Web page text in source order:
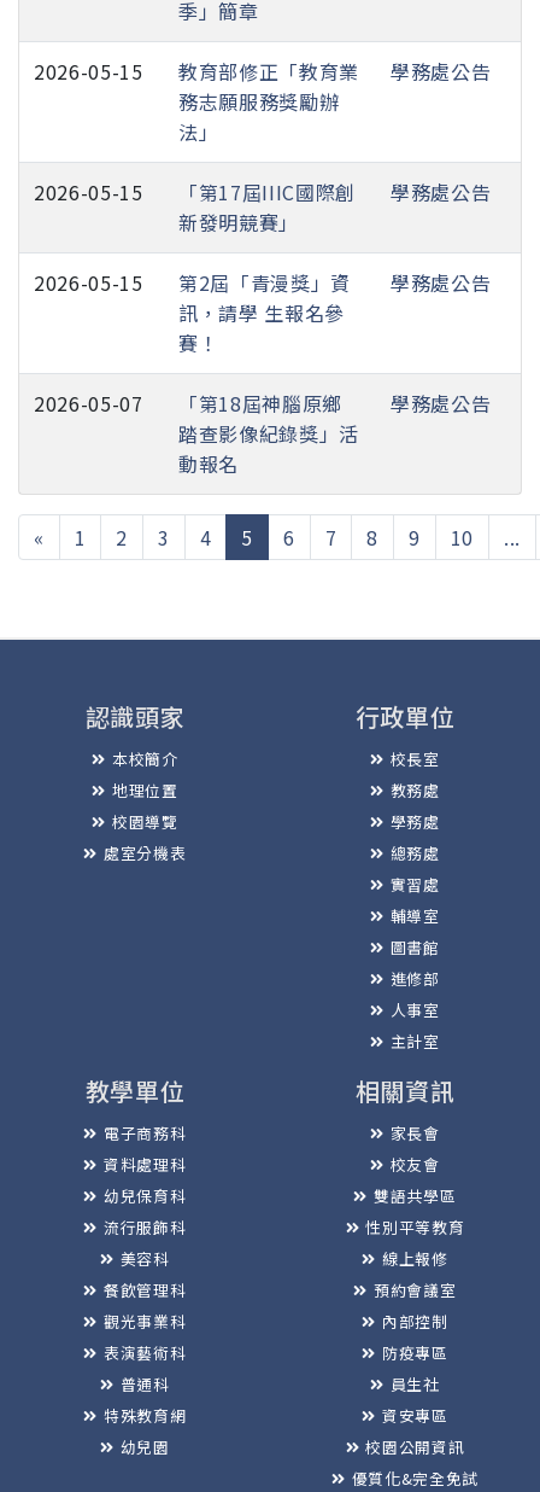
季」簡章
2026-05-15
教育部修正「教育業
務志願服務獎勵辦
法」
學務處公告
2026-05-15
「第17屆IIIC國際創
新發明競賽」
學務處公告
2026-05-15
第2屆「青漫獎」資
訊，請學 生報名參
賽！
學務處公告
2026-05-07
「第18屆神腦原鄉
踏查影像紀錄獎」活
動報名
學務處公告
« 1 2 3 4 5 (current)
6 7 8 9 10 ...
認識頭家
本校簡介
地理位置
校園導覽
處室分機表
行政單位
校長室
教務處
學務處
總務處
實習處
輔導室
圖書館
進修部
人事室
主計室
教學單位
電子商務科
資料處理科
幼兒保育科
流行服飾科
美容科
餐飲管理科
觀光事業科
表演藝術科
普通科
特殊教育網
幼兒園
相關資訊
家長會
校友會
雙語共學區
性別平等教育
線上報修
預約會議室
內部控制
防疫專區
員生社
資安專區
校園公開資訊
優質化&完全免試